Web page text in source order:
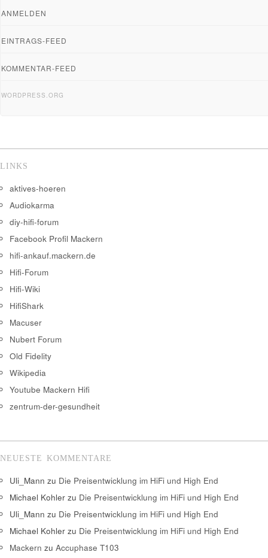
ANMELDEN
EINTRAGS-FEED
KOMMENTAR-FEED
WORDPRESS.ORG
LINKS
aktives-hoeren
Audiokarma
diy-hifi-forum
Facebook Profil Mackern
hifi-ankauf.mackern.de
Hifi-Forum
Hifi-Wiki
HifiShark
Macuser
Nubert Forum
Old Fidelity
Wikipedia
Youtube Mackern Hifi
zentrum-der-gesundheit
NEUESTE KOMMENTARE
Uli_Mann zu Die Preisentwicklung im HiFi und High End
Michael Kohler zu Die Preisentwicklung im HiFi und High End
Uli_Mann zu Die Preisentwicklung im HiFi und High End
Michael Kohler zu Die Preisentwicklung im HiFi und High End
Mackern zu Accuphase T103